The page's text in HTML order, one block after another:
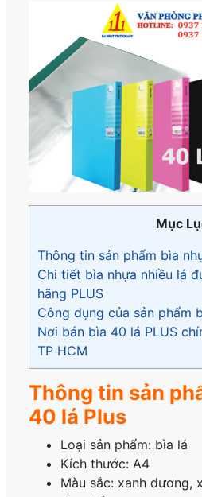
Mục
Thông tin sản phẩm bìa
Chi tiết bìa nhựa nhiều lá
hãng PLUS
Công dụng của sản phẩm
Nơi bán bìa 40 lá PLUS
TP HCM
Thông tin sản
40 lá Plus
Loại sản phẩm: bìa lá
Kích thước: A4
Màu sắc: xanh dương,